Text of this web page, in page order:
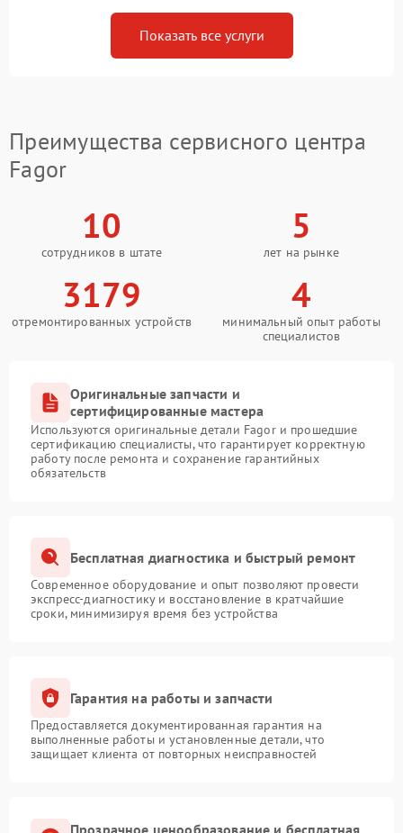
Показать все услуги
Преимущества сервисного центра
Fagor
10
сотрудников в штате
5
лет на рынке
3179
отремонтированных устройств
4
минимальный опыт работы
специалистов
Оригинальные запчасти и
сертифицированные мастера
Используются оригинальные детали Fagor и прошедшие
сертификацию специалисты, что гарантирует корректную
работу после ремонта и сохранение гарантийных
обязательств
Бесплатная диагностика и быстрый ремонт
Современное оборудование и опыт позволяют провести
экспресс-диагностику и восстановление в кратчайшие
сроки, минимизируя время без устройства
Гарантия на работы и запчасти
Предоставляется документированная гарантия на
выполненные работы и установленные детали, что
защищает клиента от повторных неисправностей
Прозрачное ценообразование и бесплатная